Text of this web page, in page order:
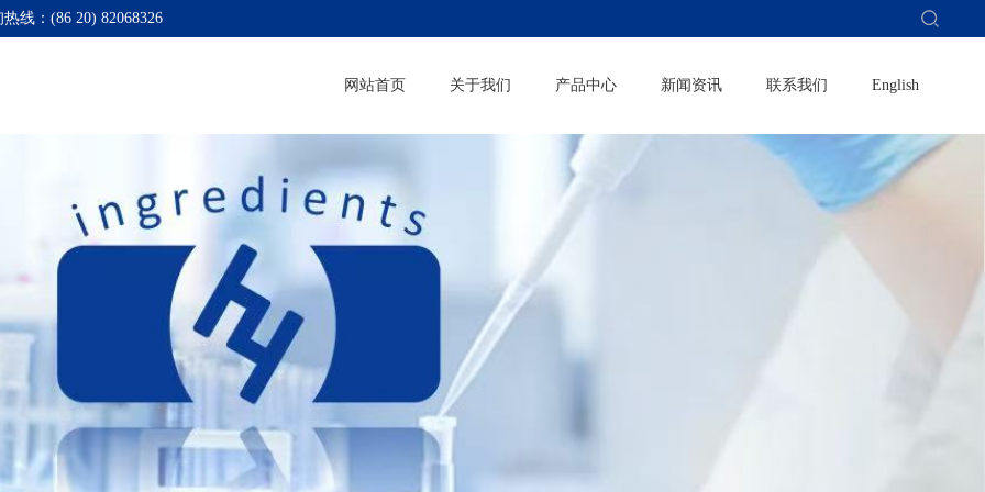
热线：(86 20) 82068326
网站首页 关于我们 产品中心 新闻资讯 联系我们 English